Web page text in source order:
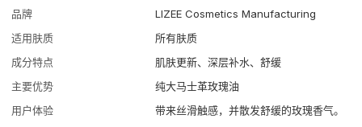
品牌
LIZEE Cosmetics Manufacturing
适用肤质
所有肤质
成分特点
肌肤更新、深层补水、舒缓
主要优势
纯大马士革玫瑰油
用户体验
带来丝滑触感，并散发舒缓的玫瑰香气。